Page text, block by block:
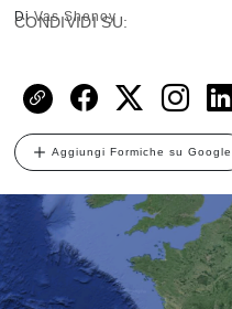
DiVas Shenoy
CONDIVIDI SU:
Aggiungi Formiche su Google